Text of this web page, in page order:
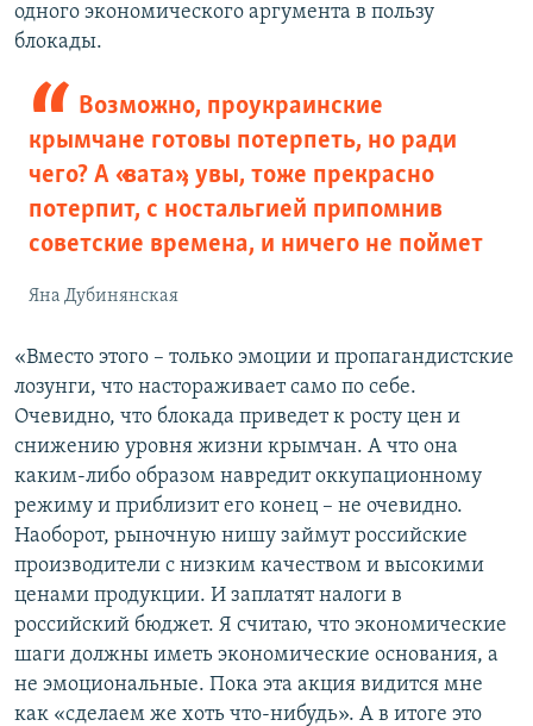
одного экономического аргумента в пользу
блокады.
Возможно, проукраинские
крымчане готовы потерпеть, но ради
чего? А «вата», увы, тоже прекрасно
потерпит, с ностальгией припомнив
советские времена, и ничего не поймет
Яна Дубинянская
«Вместо этого – только эмоции и пропагандистские
лозунги, что настораживает само по себе.
Очевидно, что блокада приведет к росту цен и
снижению уровня жизни крымчан. А что она
каким-либо образом навредит оккупационному
режиму и приблизит его конец – не очевидно.
Наоборот, рыночную нишу займут российские
производители с низким качеством и высокими
ценами продукции. И заплатят налоги в
российский бюджет. Я считаю, что экономические
шаги должны иметь экономические основания, а
не эмоциональные. Пока эта акция видится мне
как «сделаем же хоть что-нибудь». А в итоге это